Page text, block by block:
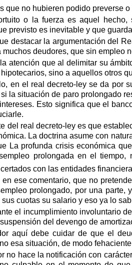
que no hubieren podido preverse
o la fuerza es aquel
previsto es inevitable y que
destacar la argumentación del
muchos deudores, que sin
atención que al delimitar su
sino a aquellos otros
en el real decreto-ley se da por
la situación de paro prolongado
Esto significa que el
del real decreto-ley es que
La doctrina asume con
La profunda crisis económica
prolongada en el
con las entidades
en ese comentario, que no
prolongado, por una
cuotas su salario y eso ya lo
el incumplimiento involuntario
del devengo de
aquí debe cuidar de que el
esa situación, de modo
no hace la notificación con